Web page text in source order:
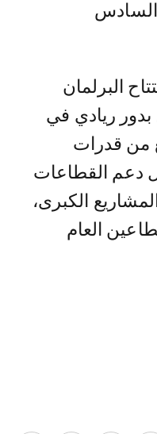
البرلمان
بدور ريادي في
من قدرات
دعم القطاعات
الكبرى،
العام